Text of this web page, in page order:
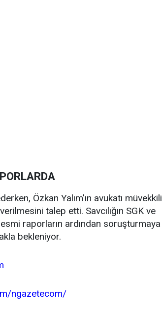
Özkan Yalım'ın avukatı müvekkili
talep etti. Savcılığın SGK ve
raporların ardından soruşturmaya
bekleniyor.
ngazetecom/